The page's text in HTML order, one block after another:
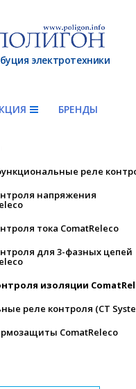
электротехники
БРЕНДЫ
реле
напряжения
тока ComatReleco
для 3-фазных цепей
изоляции
реле контроля (CT
ComatReleco